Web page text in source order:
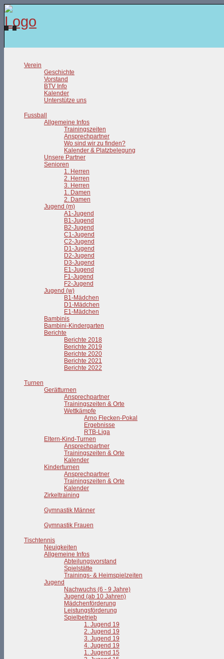
Verein
Geschichte
Vorstand
BTV Info
Kalender
Unterstütze uns
Fussball
Allgemeine Infos
Trainingszeiten
Ansprechpartner
Wo sind wir zu finden?
Kalender & Platzbelegung
Unsere Partner
Senioren
1. Herren
2. Herren
3. Herren
1. Damen
2. Damen
Jugend (m)
A1-Jugend
B1-Jugend
B2-Jugend
C1-Jugend
C2-Jugend
D1-Jugend
D2-Jugend
D3-Jugend
E1-Jugend
F1-Jugend
F2-Jugend
Jugend (w)
B1-Mädchen
D1-Mädchen
E1-Mädchen
Bambinis
Bambini-Kindergarten
Berichte
Berichte 2018
Berichte 2019
Berichte 2020
Berichte 2021
Berichte 2022
Turnen
Gerätturnen
Ansprechpartner
Trainingszeiten & Orte
Wettkämpfe
Arno Flecken-Pokal
Ergebnisse
RTB-Liga
Eltern-Kind-Turnen
Ansprechpartner
Trainingszeiten & Orte
Kalender
Kinderturnen
Ansprechpartner
Trainingszeiten & Orte
Kalender
Zirkeltraining
Gymnastik Männer
Gymnastik Frauen
Tischtennis
Neuigkeiten
Allgemeine Infos
Abteilungsvorstand
Spielstätte
Trainings- & Heimspielzeiten
Jugend
Nachwuchs (6 - 9 Jahre)
Jugend (ab 10 Jahren)
Mädchenförderung
Leistungsförderung
Spielbetrieb
1. Jugend 19
2. Jugend 19
3. Jugend 19
4. Jugend 19
1. Jugend 15